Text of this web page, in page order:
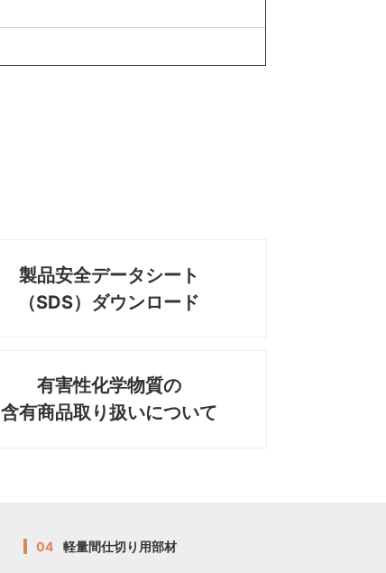
製品安全データシート
（SDS）ダウンロード
有害性化学物質の
含有商品取り扱いについて
04 軽量間仕切り用部材